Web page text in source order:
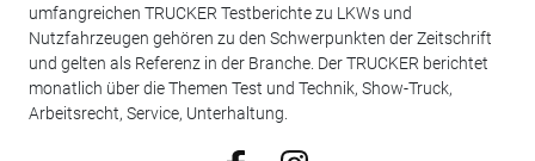
umfangreichen TRUCKER Testberichte zu LKWs und
Nutzfahrzeugen gehören zu den Schwerpunkten der Zeitschrift
und gelten als Referenz in der Branche. Der TRUCKER berichtet
monatlich über die Themen Test und Technik, Show-Truck,
Arbeitsrecht, Service, Unterhaltung.